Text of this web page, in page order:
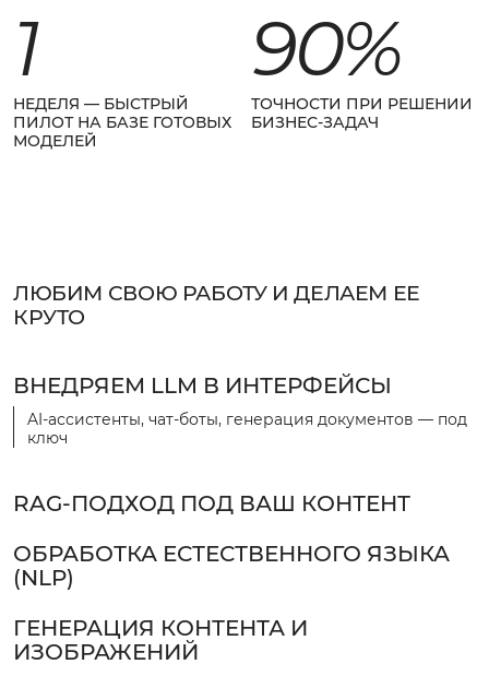
1
НЕДЕЛЯ — БЫСТРЫЙ
ПИЛОТ НА БАЗЕ ГОТОВЫХ
МОДЕЛЕЙ
90%
ТОЧНОСТИ ПРИ РЕШЕНИИ
БИЗНЕС-ЗАДАЧ
ЛЮБИМ СВОЮ РАБОТУ И ДЕЛАЕМ ЕЕ
КРУТО
ВНЕДРЯЕМ LLM В ИНТЕРФЕЙСЫ
AI-ассистенты, чат-боты, генерация документов — под
ключ
RAG-ПОДХОД ПОД ВАШ КОНТЕНТ
ОБРАБОТКА ЕСТЕСТВЕННОГО ЯЗЫКА
(NLP)
ГЕНЕРАЦИЯ КОНТЕНТА И
ИЗОБРАЖЕНИЙ